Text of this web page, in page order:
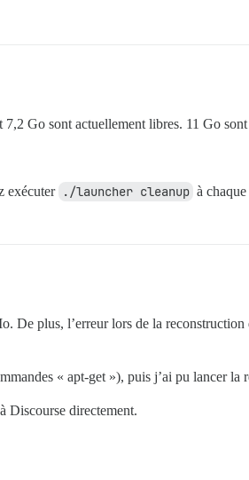
7,2 Go sont actuellement libres. 11 Go
exécuter ./launcher cleanup à
De plus, l’erreur lors de la
« apt-get »), puis j’ai pu lancer la
Discourse directement.